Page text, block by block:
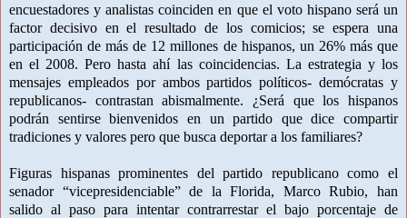
encuestadores y analistas coinciden en que el voto hispano será un
factor decisivo en el resultado de los comicios; se espera una
participación de más de 12 millones de hispanos, un 26% más que
en el 2008. Pero hasta ahí las coincidencias. La estrategia y los
mensajes empleados por ambos partidos políticos- demócratas y
republicanos- contrastan abismalmente. ¿Será que los hispanos
podrán sentirse bienvenidos en un partido que dice compartir
tradiciones y valores pero que busca deportar a los familiares?
Figuras hispanas prominentes del partido republicano como el
senador “vicepresidenciable” de la Florida, Marco Rubio, han
salido al paso para intentar contrarrestar el bajo porcentaje de